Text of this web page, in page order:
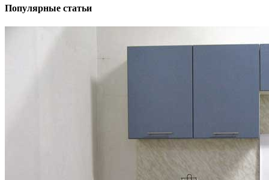
Популярные статьи